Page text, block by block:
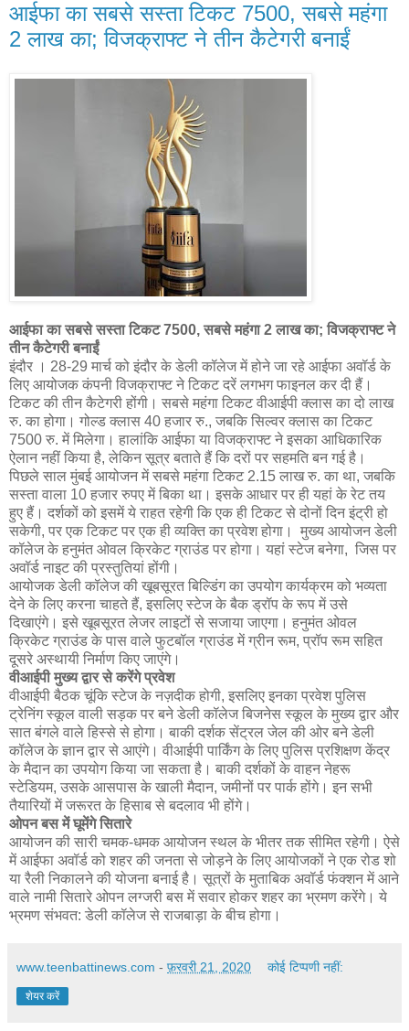
आईफा का सबसे सस्ता टिकट 7500, सबसे महंगा
2 लाख का; विजक्राफ्ट ने तीन कैटेगरी बनाईं
आईफा का सबसे सस्ता टिकट 7500, सबसे महंगा 2 लाख का; विजक्राफ्ट ने
तीन कैटेगरी बनाईं
इंदौर । 28-29 मार्च को इंदौर के डेली कॉलेज में होने जा रहे आईफा अवॉर्ड के
लिए आयोजक कंपनी विजक्राफ्ट ने टिकट दरें लगभग फाइनल कर दी हैं।
टिकट की तीन कैटेगरी होंगी। सबसे महंगा टिकट वीआईपी क्लास का दो लाख
रु. का होगा। गोल्ड क्लास 40 हजार रु., जबकि सिल्वर क्लास का टिकट
7500 रु. में मिलेगा। हालांकि आईफा या विजक्राफ्ट ने इसका आधिकारिक
ऐलान नहीं किया है, लेकिन सूत्र बताते हैं कि दरों पर सहमति बन गई है।
पिछले साल मुंबई आयोजन में सबसे महंगा टिकट 2.15 लाख रु. का था, जबकि
सस्ता वाला 10 हजार रुपए में बिका था। इसके आधार पर ही यहां के रेट तय
हुए हैं। दर्शकों को इसमें ये राहत रहेगी कि एक ही टिकट से दोनों दिन इंट्री हो
सकेगी, पर एक टिकट पर एक ही व्यक्ति का प्रवेश होगा। मुख्य आयोजन डेली
कॉलेज के हनुमंत ओवल क्रिकेट ग्राउंड पर होगा। यहां स्टेज बनेगा, जिस पर
अवॉर्ड नाइट की प्रस्तुतियां होंगी।
आयोजक डेली कॉलेज की खूबसूरत बिल्डिंग का उपयोग कार्यक्रम को भव्यता
देने के लिए करना चाहते हैं, इसलिए स्टेज के बैक ड्रॉप के रूप में उसे
दिखाएंगे। इसे खूबसूरत लेजर लाइटों से सजाया जाएगा। हनुमंत ओवल
क्रिकेट ग्राउंड के पास वाले फुटबॉल ग्राउंड में ग्रीन रूम, प्रॉप रूम सहित
दूसरे अस्थायी निर्माण किए जाएंगे।
वीआईपी मुख्य द्वार से करेंगे प्रवेश
वीआईपी बैठक चूंकि स्टेज के नज़दीक होगी, इसलिए इनका प्रवेश पुलिस
ट्रेनिंग स्कूल वाली सड़क पर बने डेली कॉलेज बिजनेस स्कूल के मुख्य द्वार और
सात बंगले वाले हिस्से से होगा। बाकी दर्शक सेंट्रल जेल की ओर बने डेली
कॉलेज के ज्ञान द्वार से आएंगे। वीआईपी पार्किंग के लिए पुलिस प्रशिक्षण केंद्र
के मैदान का उपयोग किया जा सकता है। बाकी दर्शकों के वाहन नेहरू
स्टेडियम, उसके आसपास के खाली मैदान, जमीनों पर पार्क होंगे। इन सभी
तैयारियों में जरूरत के हिसाब से बदलाव भी होंगे।
ओपन बस में घूमेंगे सितारे
आयोजन की सारी चमक-धमक आयोजन स्थल के भीतर तक सीमित रहेगी। ऐसे
में आईफा अवॉर्ड को शहर की जनता से जोड़ने के लिए आयोजकों ने एक रोड शो
या रैली निकालने की योजना बनाई है। सूत्रों के मुताबिक अवॉर्ड फंक्शन में आने
वाले नामी सितारे ओपन लग्जरी बस में सवार होकर शहर का भ्रमण करेंगे। ये
भ्रमण संभवत: डेली कॉलेज से राजबाड़ा के बीच होगा।
www.teenbattinews.com - फ़रवरी 21, 2020 कोई टिप्पणी नहीं:
शेयर करें